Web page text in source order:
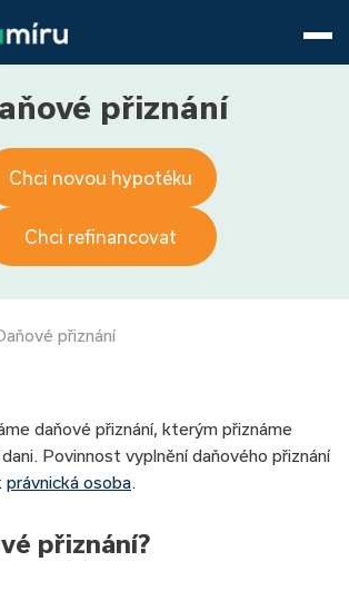
přiznání
Chci novou hypotéku
Chci refinancovat
přiznání
daňové přiznání, kterým přiznáme
Povinnost vyplnění daňového přiznání
právnická osoba.
přiznání?